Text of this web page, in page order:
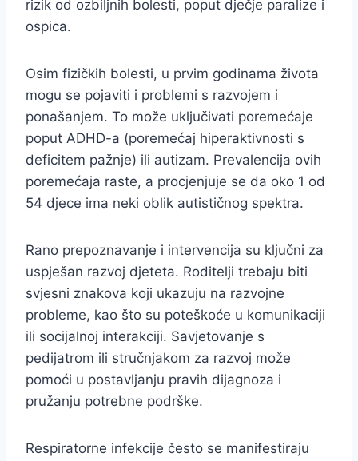
rizik od ozbiljnih bolesti, poput dječje paralize i
ospica.
Osim fizičkih bolesti, u prvim godinama života
mogu se pojaviti i problemi s razvojem i
ponašanjem. To može uključivati poremećaje
poput ADHD-a (poremećaj hiperaktivnosti s
deficitem pažnje) ili autizam. Prevalencija ovih
poremećaja raste, a procjenjuje se da oko 1 od
54 djece ima neki oblik autističnog spektra.
Rano prepoznavanje i intervencija su ključni za
uspješan razvoj djeteta. Roditelji trebaju biti
svjesni znakova koji ukazuju na razvojne
probleme, kao što su poteškoće u komunikaciji
ili socijalnoj interakciji. Savjetovanje s
pedijatrom ili stručnjakom za razvoj može
pomoći u postavljanju pravih dijagnoza i
pružanju potrebne podrške.
Respiratorne infekcije često se manifestiraju